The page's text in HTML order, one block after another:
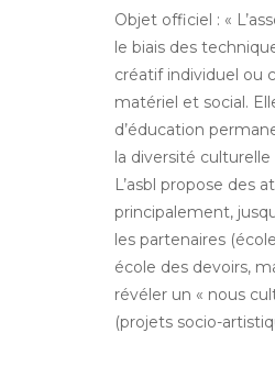
Objet officiel : «
le biais des
créatif individuel ou
matériel et social.
d’éducation
la diversité
L’asbl propose des
principalement,
les partenaires
école des devoirs,
révéler un « nous
(projets socio-